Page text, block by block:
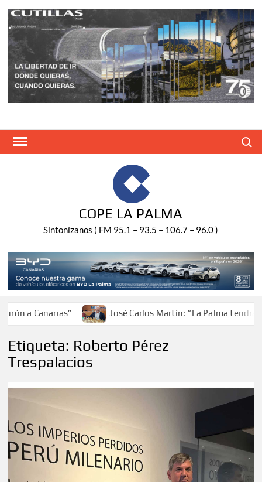
Saltar
contenido
COPE LA PALMA
Sintonízanos ( FM 95.1 – 93.5 – 106.7 – 96.0 )
a Canarias” José Carlos Martín: “La Palma tendrá
Etiqueta: Roberto Pérez
Trespalacios